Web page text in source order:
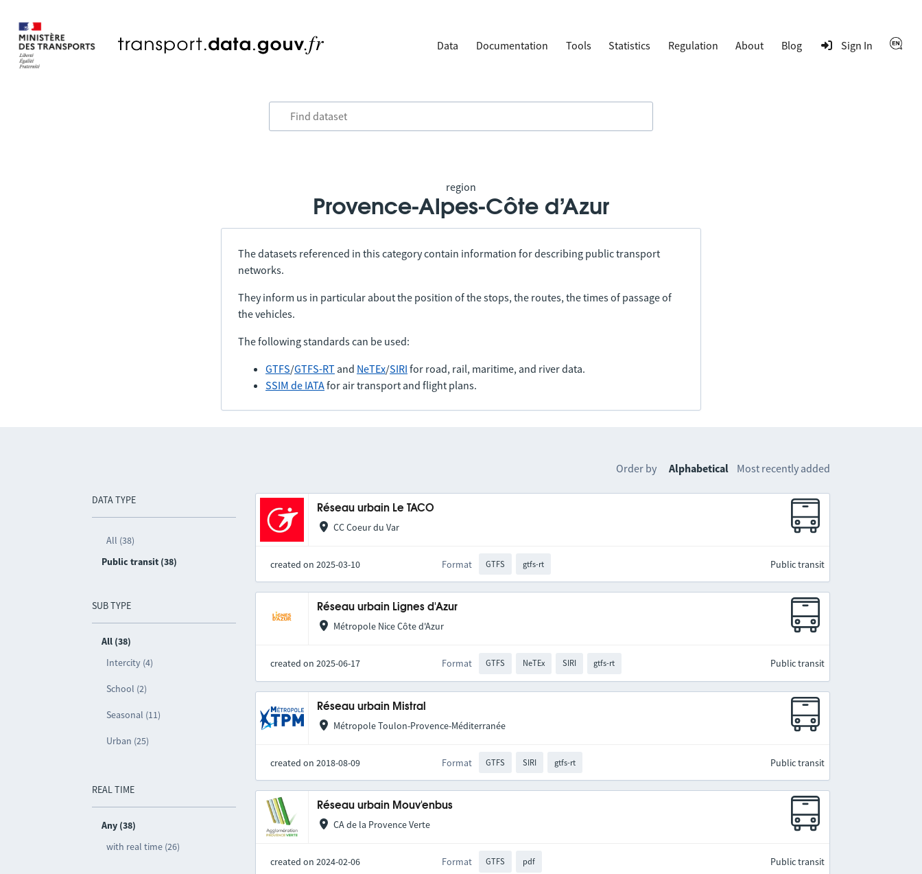
Data Documentation Tools Statistics Regulation About Blog Sign In
region
Provence-Alpes-Côte d’Azur
The datasets referenced in this category contain information for describing public transport
networks.
They inform us in particular about the position of the stops, the routes, the times of passage of
the vehicles.
The following standards can be used:
GTFS/GTFS-RT and NeTEx/SIRI for road, rail, maritime, and river data.
SSIM de IATAfor air transport and flight plans.
DATA TYPE
All (38)
Public transit (38)
SUB TYPE
All (38)
Intercity (4)
School (2)
Seasonal (11)
Urban (25)
REAL TIME
Any (38)
with real time (26)
Order by Alphabetical Most recently added
Réseau urbain Le TACO
CC Coeur du Var
created on 2025-03-10 Format GTFS gtfs-rt Public transit
Réseau urbain Lignes d'Azur
Métropole Nice Côte d'Azur
created on 2025-06-17 Format GTFS NeTEx SIRI gtfs-rt Public transit
Réseau urbain Mistral
Métropole Toulon-Provence-Méditerranée
created on 2018-08-09 Format GTFS SIRI gtfs-rt Public transit
Réseau urbain Mouv'enbus
CA de la Provence Verte
created on 2024-02-06 Format GTFS pdf Public transit